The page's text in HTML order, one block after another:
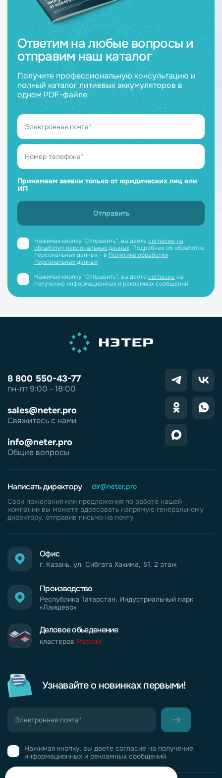
Ответим на любые вопросы и
отправим наш каталог
Получите профессиональную консультацию и
полный каталог литиевых аккумуляторов в
одном PDF-файле
Принимаем заявки только от юридических лиц или
ИП
Нажимая кнопку "Отправить", вы даетесогласие на
обработку персональных данных. Подробнее об обработке
персональных данных - в Политике обработки
персональных данных
Нажимая кнопку "Отправить", вы даетесогласиена
получение информационных и рекламных сообщений
8 800 550-43-77
пн-пт 9:00 - 18:00
sales@neter.pro
Свяжитесь с нами
info@neter.pro
Общие вопросы
Деловое обьеденение
кластеров России
Производство
Республика Татарстан, Индустриальный парк
«Лаишево»
Офис
г. Казань, ул. Сибгата Хакима, 51, 2 этаж
Написать директору
dir@neter.pro
Свои пожелания или предложения по работе нашей
компании вы можете адресовать напрямую генеральному
директору, отправив письмо на почту
Узнавайте о новинках первыми!
Нажимая кнопку, вы даете согласие на получение
информационных и рекламных сообщений